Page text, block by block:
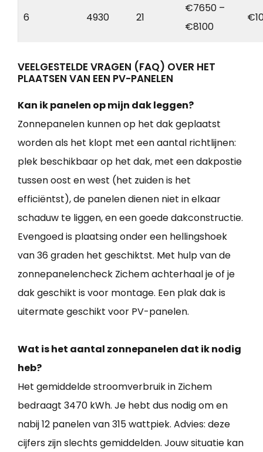
6 4930 21
€7650 –
€8100
VEELGESTELDE VRAGEN (FAQ) OVER HET
PLAATSEN VAN EEN PV-PANELEN
Kan ik panelen op mijn dak leggen?
Zonnepanelen kunnen op het dak geplaatst
worden als het klopt met een aantal richtlijnen:
plek beschikbaar op het dak, met een dakpostie
tussen oost en west (het zuiden is het
efficiëntst), de panelen dienen niet in elkaar
schaduw te liggen, en een goede dakconstructie.
Evengoed is plaatsing onder een hellingshoek
van 36 graden het geschiktst. Met hulp van de
zonnepanelencheck Zichem achterhaal je of je
dak geschikt is voor montage. Een plak dak is
uitermate geschikt voor PV-panelen.
Wat is het aantal zonnepanelen dat ik nodig
heb?
Het gemiddelde stroomverbruik in Zichem
bedraagt 3470 kWh. Je hebt dus nodig om en
nabij 12 panelen van 315 wattpiek. Advies: deze
cijfers zijn slechts gemiddelden. Jouw situatie kan